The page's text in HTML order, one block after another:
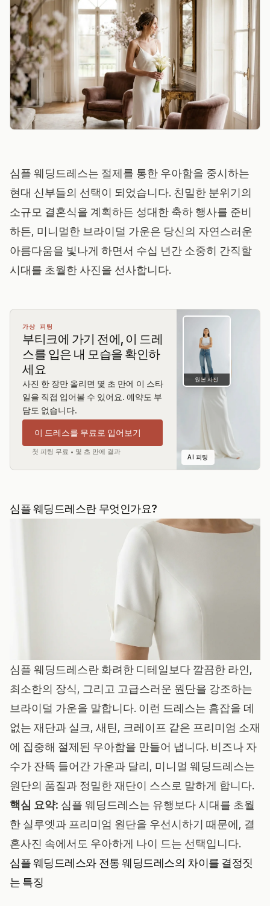
심플 웨딩드레스는 절제를 통한 우아함을 중시하는
현대 신부들의 선택이 되었습니다. 친밀한 분위기의
소규모 결혼식을 계획하든 성대한 축하 행사를 준비
하든, 미니멀한 브라이덜 가운은 당신의 자연스러운
아름다움을 빛나게 하면서 수십 년간 소중히 간직할
시대를 초월한 사진을 선사합니다.
가상 피팅
부티크에 가기 전에, 이 드레
스를 입은 내 모습을 확인하
세요
사진 한 장만 올리면 몇 초 만에 이 스타
일을 직접 입어볼 수 있어요. 예약도 부
담도 없습니다.
이 드레스를 무료로 입어보기
첫 피팅 무료 • 몇 초 만에 결과
원본 사진
AI 피팅
심플 웨딩드레스란 무엇인가요?
심플 웨딩드레스란 화려한 디테일보다 깔끔한 라인,
최소한의 장식, 그리고 고급스러운 원단을 강조하는
브라이덜 가운을 말합니다. 이런 드레스는 흠잡을 데
없는 재단과 실크, 새틴, 크레이프 같은 프리미엄 소재
에 집중해 절제된 우아함을 만들어 냅니다. 비즈나 자
수가 잔뜩 들어간 가운과 달리, 미니멀 웨딩드레스는
원단의 품질과 정밀한 재단이 스스로 말하게 합니다.
핵심 요약: 심플 웨딩드레스는 유행보다 시대를 초월
한 실루엣과 프리미엄 원단을 우선시하기 때문에, 결
혼사진 속에서도 우아하게 나이 드는 선택입니다.
심플 웨딩드레스와 전통 웨딩드레스의 차이를 결정짓
는 특징